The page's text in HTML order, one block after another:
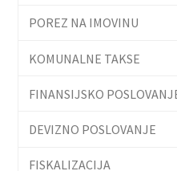
POREZ NA IMOVINU
KOMUNALNE TAKSE
FINANSIJSKO
DEVIZNO POSLOVANJE
FISKALIZACIJA